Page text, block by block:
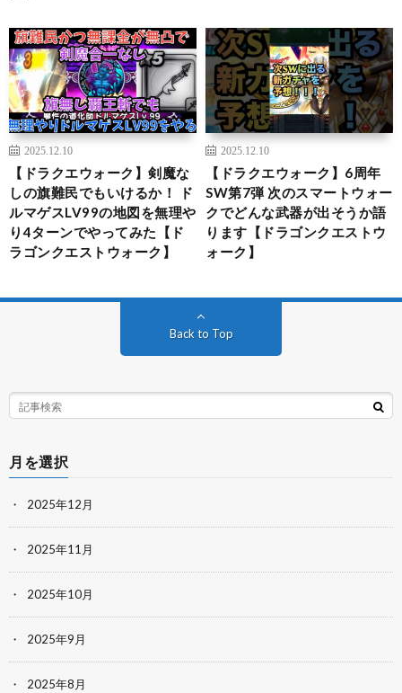
2025.12.10
【ドラクエウォーク】剣魔な
しの旗難民でもいけるか！ ド
ルマゲスLV99の地図を無理や
り4ターンでやってみた【ド
ラゴンクエストウォーク】
2025.12.10
【ドラクエウォーク】6周年
SW第7弾 次のスマートウォー
クでどんな武器が出そうか語
ります【ドラゴンクエストウ
ォーク】
Back to Top
月を選択
2025年12月
2025年11月
2025年10月
2025年9月
2025年8月